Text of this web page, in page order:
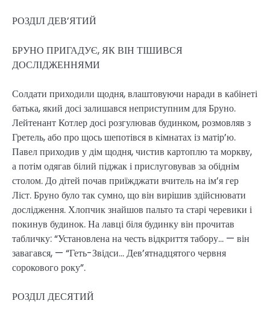
РОЗДІЛ ДЕВ’ЯТИЙ
БРУНО ПРИГАДУЄ, ЯК ВІН ТІШИВСЯ
ДОСЛІДЖЕННЯМИ
Солдати приходили щодня, влаштовуючи наради в кабінеті
батька, який досі залишався неприступним для Бруно.
Лейтенант Котлер досі розгулював будинком, розмовляв з
Гретель, або про щось шепотівся в кімнатах із матір’ю.
Павел приходив у дім щодня, чистив картоплю та моркву,
а потім одягав білий піджак і прислуговував за обіднім
столом. До дітей почав приїжджати вчитель на ім’я гер
Ліст. Бруно було так сумно, що він вирішив здійснювати
дослідження. Хлопчик знайшов пальто та старі черевики і
покинув будинок. На лавці біля будинку він прочитав
табличку: “Установлена на честь відкриття табору… — він
завагався, — “Геть-Звідси… Дев’ятнадцятого червня
сорокового року”.
РОЗДІЛ ДЕСЯТИЙ